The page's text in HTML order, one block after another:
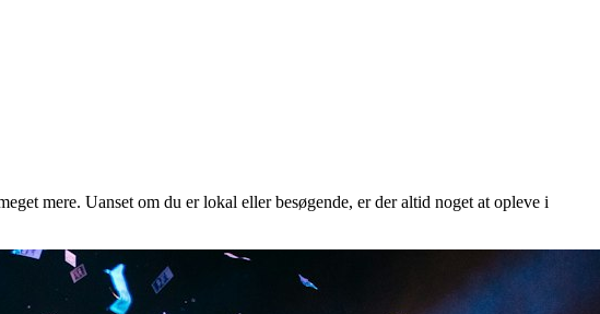
mere. Uanset om du er lokal eller besøgende, er der altid noget at opleve i